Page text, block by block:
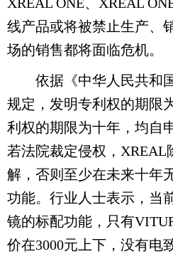
线产品或将被禁止生产、
场的销售都将面临危机。
依据《中华人民共和国
规定，发明专利权的期限
利权的期限为十年，均自
若法院裁定侵权，XREAL
解，否则至少在未来十年
功能。行业人士表示，当
镜的标配功能，只有
价在3000元上下，没有电